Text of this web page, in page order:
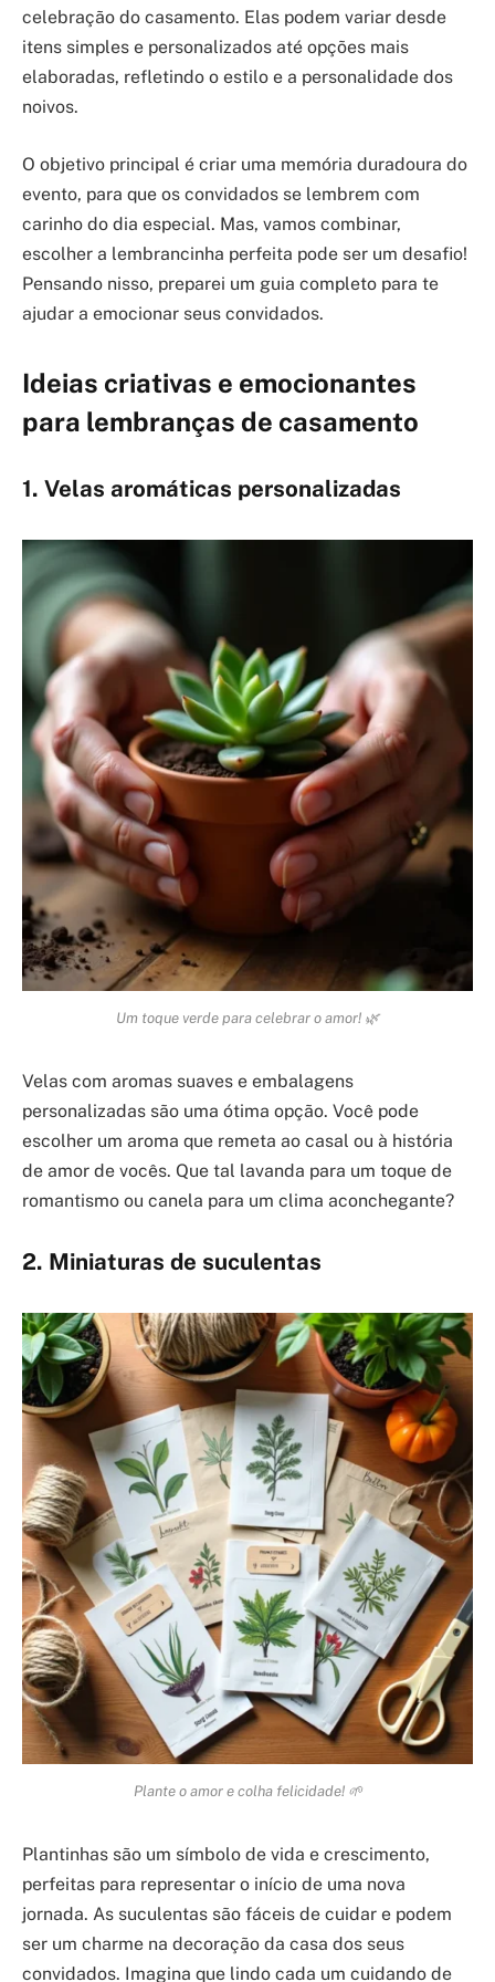
celebração do casamento. Elas podem variar desde
itens simples e personalizados até opções mais
elaboradas, refletindo o estilo e a personalidade dos
noivos.
O objetivo principal é criar uma memória duradoura do
evento, para que os convidados se lembrem com
carinho do dia especial. Mas, vamos combinar,
escolher a lembrancinha perfeita pode ser um desafio!
Pensando nisso, preparei um guia completo para te
ajudar a emocionar seus convidados.
Ideias criativas e emocionantes
para lembranças de casamento
1. Velas aromáticas personalizadas
Um toque verde para celebrar o amor! 🌿
Velas com aromas suaves e embalagens
personalizadas são uma ótima opção. Você pode
escolher um aroma que remeta ao casal ou à história
de amor de vocês. Que tal lavanda para um toque de
romantismo ou canela para um clima aconchegante?
2. Miniaturas de suculentas
Plante o amor e colha felicidade! 🌱
Plantinhas são um símbolo de vida e crescimento,
perfeitas para representar o início de uma nova
jornada. As suculentas são fáceis de cuidar e podem
ser um charme na decoração da casa dos seus
convidados. Imagina que lindo cada um cuidando de